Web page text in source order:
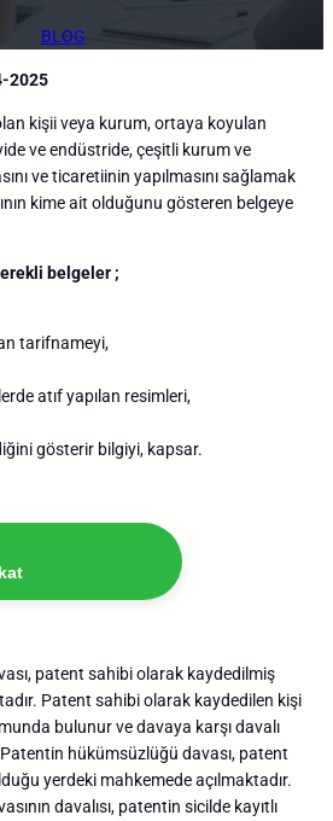
BLOG
2025
kişii veya kurum, ortaya koyulan
ve endüstride, çeşitli kurum ve
ve ticaretiinin yapılmasını sağlamak
kime ait olduğunu gösteren belgeye
belgeler ;
tarifnameyi,
atıf yapılan resimleri,
gösterir bilgiyi, kapsar.
patent sahibi olarak kaydedilmiş
Patent sahibi olarak kaydedilen kişi
bulunur ve davaya karşı davalı
hükümsüzlüğü davası, patent
yerdeki mahkemede açılmaktadır.
davalısı, patentin sicilde kayıtlı